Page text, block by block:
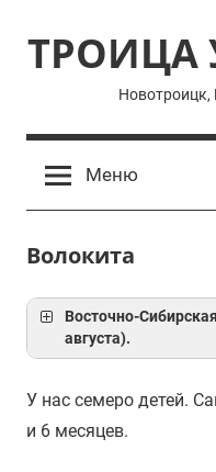
содержимому
ТРОИЦА
Меню
Волокита
Восточно-
августа).
У нас семеро детей.
и 6 месяцев.